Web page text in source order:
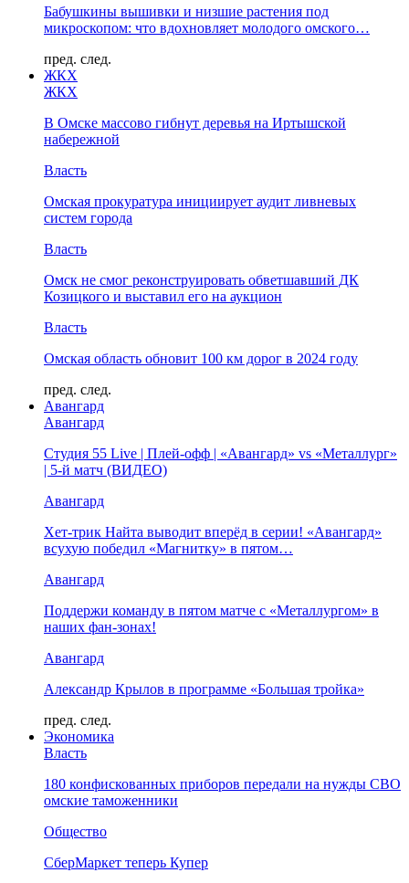
Бабушкины вышивки и низшие растения под
микроскопом: что вдохновляет молодого омского…
пред. след.
ЖКХ
ЖКХ
В Омске массово гибнут деревья на Иртышской
набережной
Власть
Омская прокуратура инициирует аудит ливневых
систем города
Власть
Омск не смог реконструировать обветшавший ДК
Козицкого и выставил его на аукцион
Власть
Омская область обновит 100 км дорог в 2024 году
пред. след.
Авангард
Авангард
Студия 55 Live | Плей-офф | «Авангард» vs «Металлург»
| 5-й матч (ВИДЕО)
Авангард
Хет-трик Найта выводит вперёд в серии! «Авангард»
всухую победил «Магнитку» в пятом…
Авангард
Поддержи команду в пятом матче с «Металлургом» в
наших фан-зонах!
Авангард
Александр Крылов в программе «Большая тройка»
пред. след.
Экономика
Власть
180 конфискованных приборов передали на нужды СВО
омские таможенники
Общество
СберМаркет теперь Купер